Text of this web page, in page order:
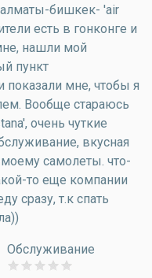
алматы-бишкек- 'air
есть в гонконге и
нашли мой
пункт
показали мне, чтобы я
Вообще стараюсь
очень чуткие
вкусная
самолеты. что-
то еще компании
сразу, т.к спать
Обслуживание